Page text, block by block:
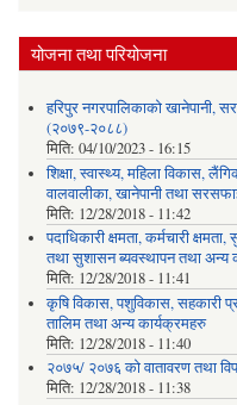
योजना तथा परियोजना
हरिपुर नगरपालिकाको खानेपानी,
(२०७९-२०८८)
मिति: 04/10/2023 - 16:15
शिक्षा, स्वास्थ्य, महिला विकास,
वालवालीका, खानेपानी तथा
मिति: 12/28/2018 - 11:42
पदाधिकारी क्षमता, कर्मचारी
तथा सुशासन ब्यवस्थापन तथा अन्य
मिति: 12/28/2018 - 11:41
कृषि विकास, पशुविकास,
तालिम तथा अन्य कार्यक्रमहरु
मिति: 12/28/2018 - 11:40
२०७५/ २०७६ को वातावरण तथा
मिति: 12/28/2018 - 11:38